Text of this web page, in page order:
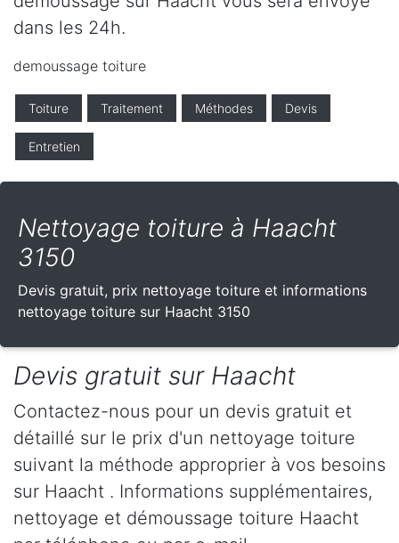
dans les 24h.
demoussage toiture
Toiture Traitement Méthodes Devis
Entretien
Nettoyage toiture à Haacht
3150
Devis gratuit, prix nettoyage toiture et informations
nettoyage toiture sur Haacht 3150
Devis gratuit sur Haacht
Contactez-nous pour un devis gratuit et
détaillé sur le prix d'un nettoyage toiture
suivant la méthode approprier à vos besoins
sur Haacht . Informations supplémentaires,
nettoyage et démoussage toiture Haacht